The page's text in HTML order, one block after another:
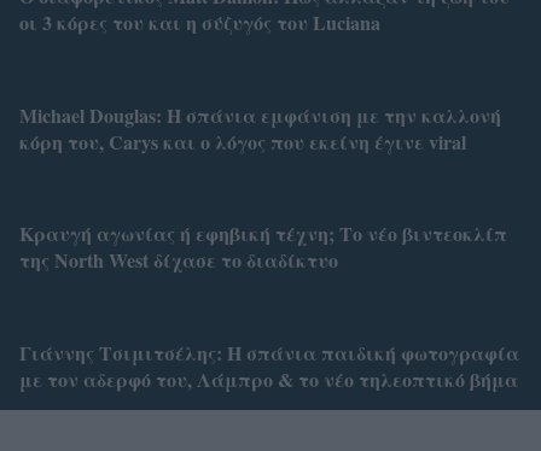
οι 3 κόρες του και η σύζυγός του Luciana
Michael Douglas: Η σπάνια εμφάνιση με την καλλονή
κόρη του, Carys και ο λόγος που εκείνη έγινε viral
Κραυγή αγωνίας ή εφηβική τέχνη; Το νέο βιντεοκλίπ
της North West δίχασε το διαδίκτυο
Γιάννης Τσιμιτσέλης: Η σπάνια παιδική φωτογραφία
με τον αδερφό του, Λάμπρο & το νέο τηλεοπτικό βήμα